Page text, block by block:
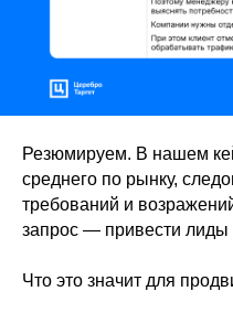
Резюмируем. В нашем
среднего по рынку,
требований и
запрос — привести лиды
Что это значит для